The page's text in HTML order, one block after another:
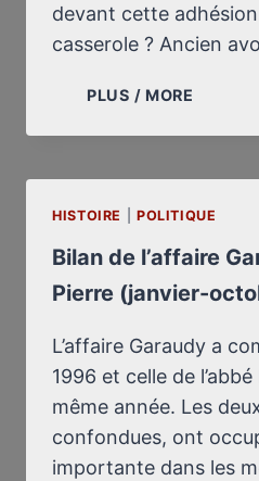
devant cette
casserole ? Ancien
PLUS / MORE
DE
HISTOIRE POLITIQUE
Bilan de l’affaire
Pierre (janvier-
L’affaire Garaudy a
1996 et celle de
même année. Les
confondues, ont
importante dans les